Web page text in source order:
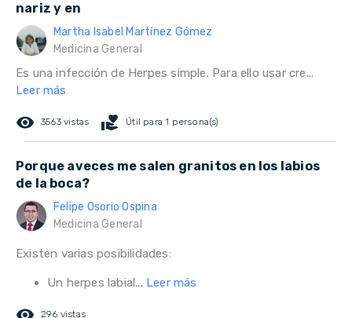
nariz y en
Martha Isabel Martínez Gómez
Medicina General
Es una infección de Herpes simple. Para ello usar cre...
Leer más
remove_red_eye 3563 vistas volunteer_activism Útil para 1 persona(s)
Porque aveces me salen granitos en los labios
de la boca?
Felipe Osorio Ospina
Medicina General
Existen varias posibilidades:
Un herpes labial... Leer más
296 vistas